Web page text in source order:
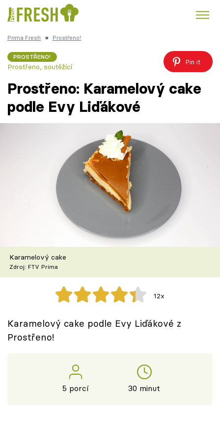
Česká kuchyně
TV Program
Recepty z TV
Speciál: Cuketa
Těhotnej kuchař
Sledujte prima+
Prima Fresh ■ Prostřeno!
PROSTŘENO!
Prostřeno, soutěžící
Pin it
Prostřeno: Karamelový cake
podle Evy Liďákové
Karamelový cake
Zdroj: FTV Prima
12x
Karamelový cake podle Evy Liďákové z
Prostřeno!
5 porcí 30 minut